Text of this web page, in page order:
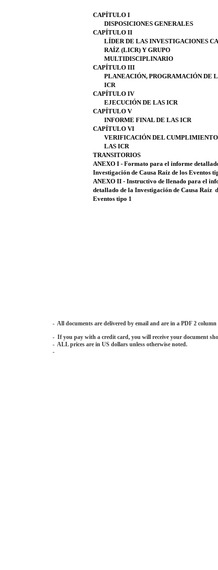
CAPÍTULO I
DISPOSICIONES GENERALES
CAPÍTULO II
LÍDER DE LAS INVESTIGACIONES
RAÍZ (LICR) Y GRUPO
MULTIDISCIPLINARIO
CAPÍTULO III
PLANEACIÓN, PROGRAMACIÓN DE
ICR
CAPÍTULO IV
EJECUCIÓN DE LAS ICR
CAPÍTULO V
INFORME FINAL DE LAS ICR
CAPÍTULO VI
VERIFICACIÓN DEL
LAS ICR
TRANSITORIOS
ANEXO I - Formato para el informe
Investigación de Causa Raíz de los Eventos
ANEXO II - Instructivo de llenado para el
detallado de la Investigación de Causa Raíz
Eventos tipo 1
- All documents are delivered by email and are in a PDF 2
- If you pay with a credit card, you will receive your document
- ALL prices are in US dollars unless otherwise noted.
-